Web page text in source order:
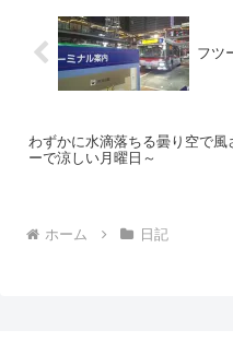
フツ
わずかに水滴落ちる曇り空で風
ーで涼しい月曜日～
ホーム 日記